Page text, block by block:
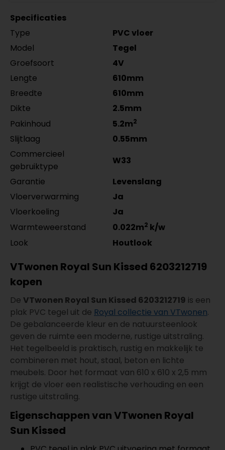
5555.0725.19
per lengte: mm, € 16,95 p/st
MDF plinten 12 cm
RAL9016 gelakt 5554.1211.19
per lengte: mm, € 21,95 p/st
Specificaties
Type
PVC vloer
Model
Tegel
Groefsoort
4V
Lengte
610mm
Breedte
610mm
Dikte
2.5mm
Pakinhoud
5.2m2
Slijtlaag
0.55mm
Commercieel
gebruiktype
W33
Garantie
Levenslang
Vloerverwarming
Ja
Vloerkoeling
Ja
Warmteweerstand
0.022m2 k/w
Look
Houtlook
VTwonen Royal Sun Kissed 6203212719
kopen
De VTwonen Royal Sun Kissed 6203212719 is een
plak PVC tegel uit de Royal collectie van VTwonen.
De gebalanceerde kleur en de natuursteenlook
geven de ruimte een moderne, rustige uitstraling.
Het tegelbeeld is praktisch, rustig en makkelijk te
combineren met hout, staal, beton en lichte
meubels. Door het formaat van 610 x 610 x 2,5 mm
krijgt de vloer een realistische verhouding en een
rustige uitstraling.
Eigenschappen van VTwonen Royal
Sun Kissed